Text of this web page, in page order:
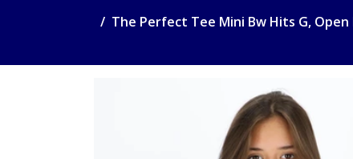
The Perfect Tee Mini Bw Hits G, Open